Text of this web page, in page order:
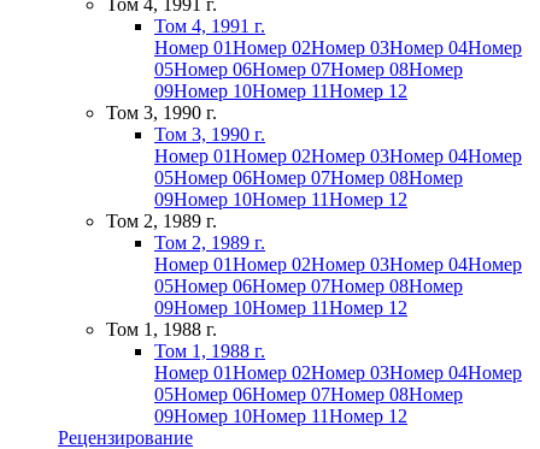
Том 4, 1991 г.
Том 4, 1991 г.
Номер 01Номер 02Номер 03Номер 04Номер
05Номер 06Номер 07Номер 08Номер
09Номер 10Номер 11Номер 12
Том 3, 1990 г.
Том 3, 1990 г.
Номер 01Номер 02Номер 03Номер 04Номер
05Номер 06Номер 07Номер 08Номер
09Номер 10Номер 11Номер 12
Том 2, 1989 г.
Том 2, 1989 г.
Номер 01Номер 02Номер 03Номер 04Номер
05Номер 06Номер 07Номер 08Номер
09Номер 10Номер 11Номер 12
Том 1, 1988 г.
Том 1, 1988 г.
Номер 01Номер 02Номер 03Номер 04Номер
05Номер 06Номер 07Номер 08Номер
09Номер 10Номер 11Номер 12
Рецензирование